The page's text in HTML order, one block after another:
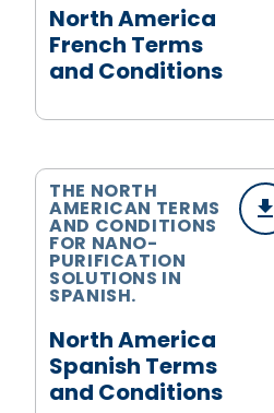
North America
French Terms
and Conditions
North America
Spanish Terms
and Conditions
THE NORTH
AMERICAN TERMS
AND CONDITIONS
FOR NANO-
PURIFICATION
SOLUTIONS IN
SPANISH.